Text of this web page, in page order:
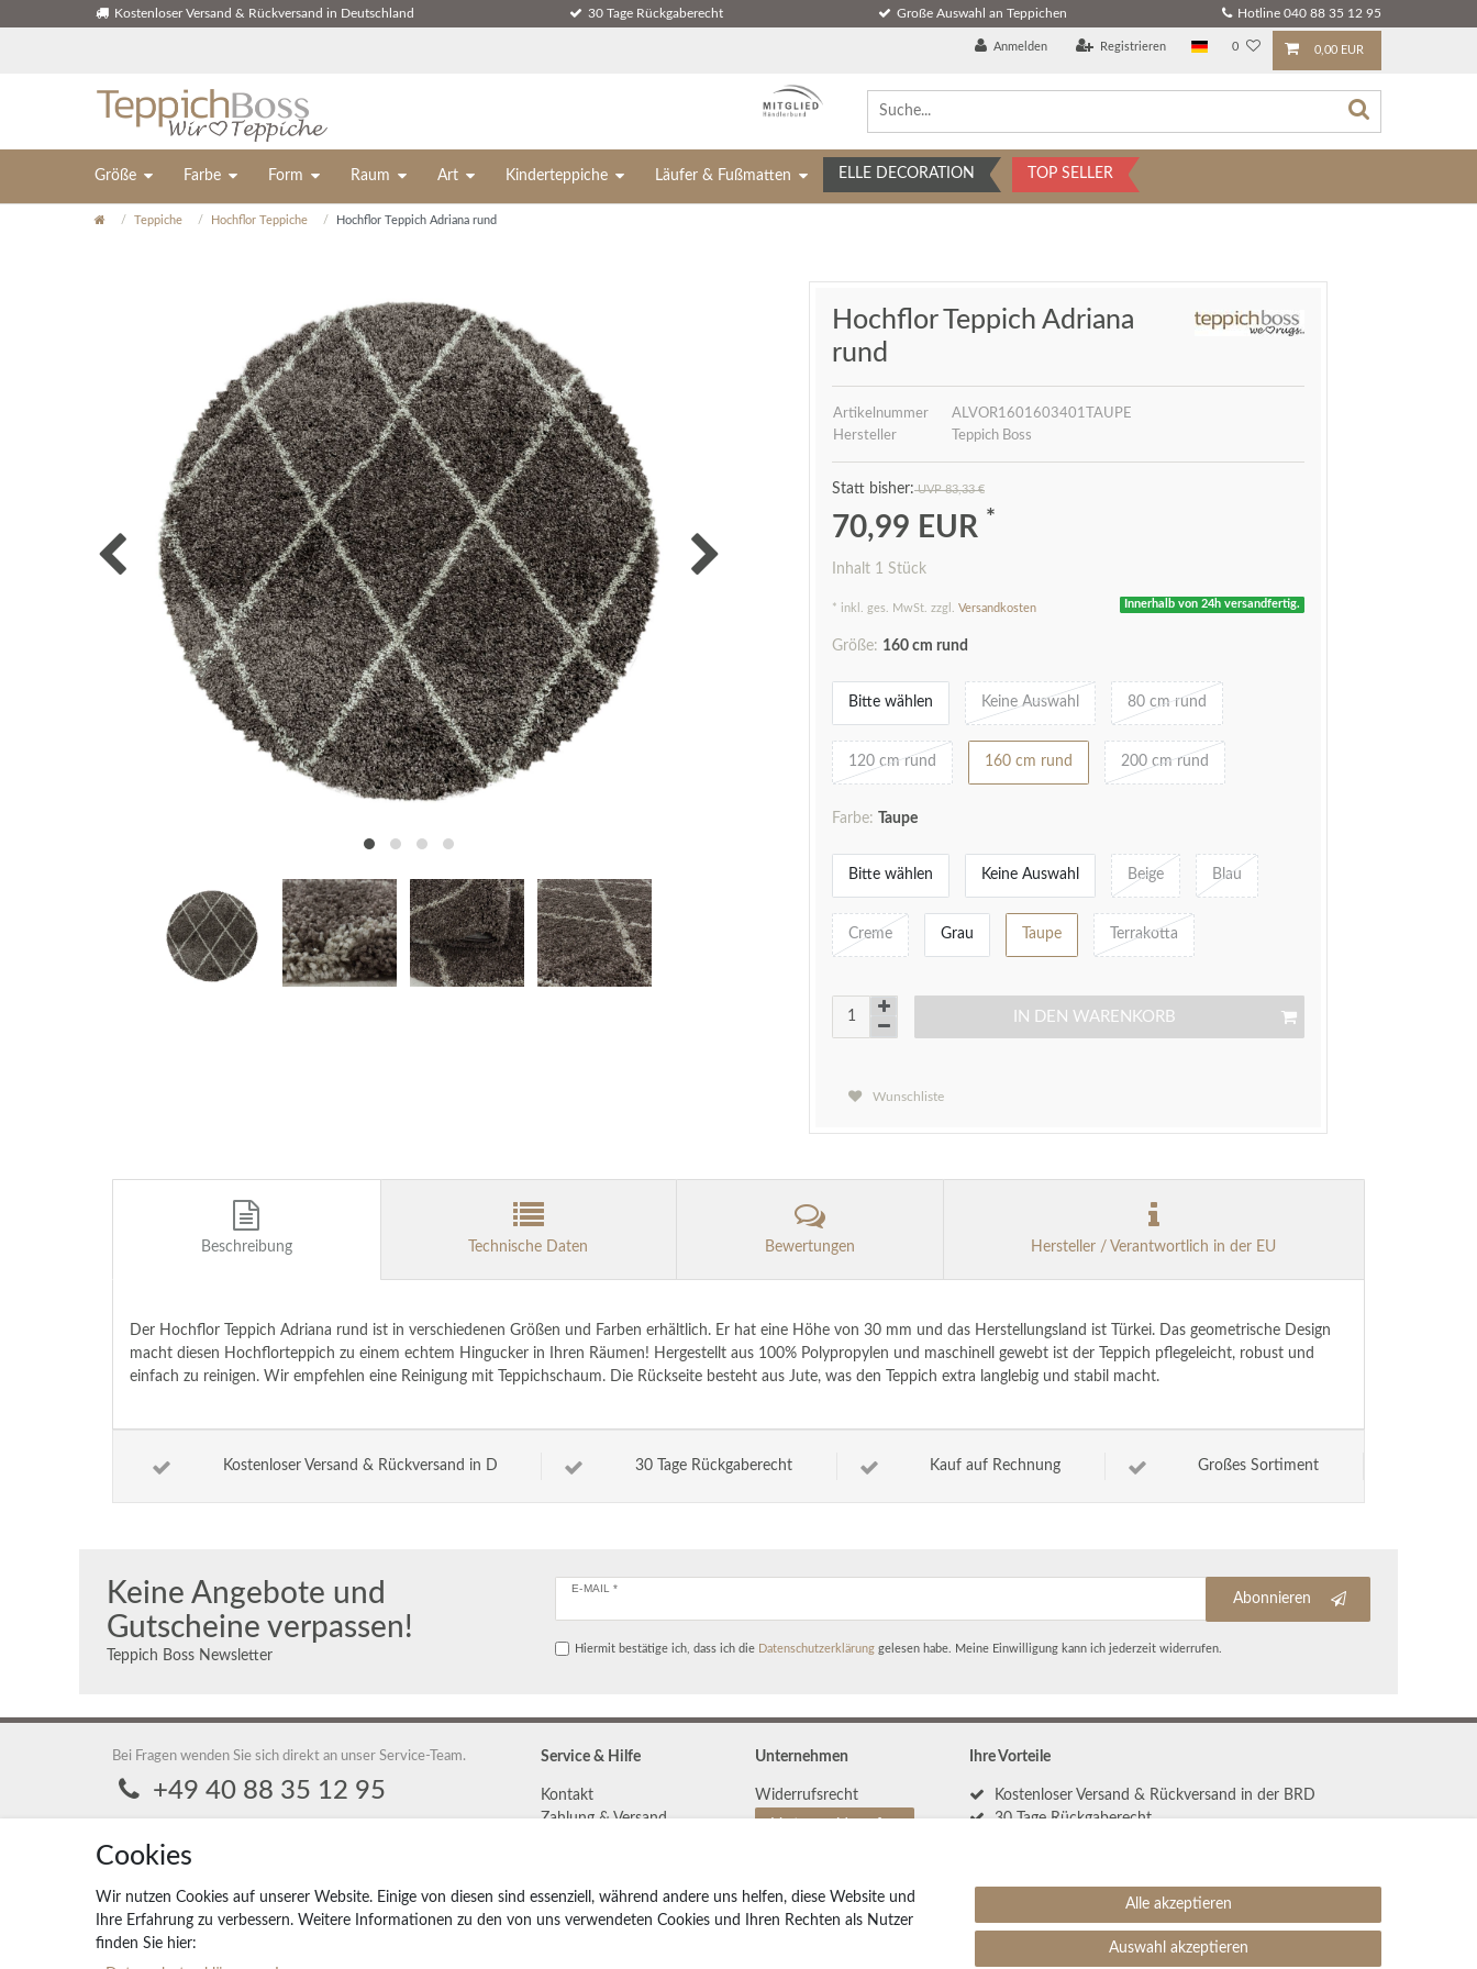
Kostenloser Versand & Rückversand in Deutschland 30 Tage Rückgaberecht Große Auswahl an Teppichen Hotline 040 88 35 12 95
Anmelden Registrieren 0 0,00 EUR
Größe Farbe Form Raum Art Kinderteppiche Läufer & Fußmatten ELLE DECORATION TOP SELLER
Teppiche Hochflor Teppiche Hochflor Teppich Adriana rund
Hochflor Teppich Adriana
rund
Artikelnummer
ALVOR1601603401TAUPE
Hersteller
Teppich Boss
UVP 83,33 €
70,99 EUR *
Inhalt 1 Stück
* inkl. ges. MwSt. zzgl. Versandkosten Innerhalb von 24h versandfertig.
Größe: 160 cm rund
Bitte wählen Keine Auswahl 80 cm rund
120 cm rund 160 cm rund 200 cm rund
Farbe: Taupe
Bitte wählen Keine Auswahl Beige Blau
Creme Grau Taupe Terrakotta
IN DEN WARENKORB
Wunschliste
Beschreibung Technische Daten Bewertungen Hersteller / Verantwortlich in der EU
Der Hochflor Teppich Adriana rund ist in verschiedenen Größen und Farben erhältlich. Er hat eine Höhe von 30 mm und das Herstellungsland ist Türkei. Das geometrische Design
macht diesen Hochflorteppich zu einem echtem Hingucker in Ihren Räumen! Hergestellt aus 100% Polypropylen und maschinell gewebt ist der Teppich pflegeleicht, robust und
einfach zu reinigen. Wir empfehlen eine Reinigung mit Teppichschaum. Die Rückseite besteht aus Jute, was den Teppich extra langlebig und stabil macht.
Kostenloser Versand & Rückversand in D 30 Tage Rückgaberecht Kauf auf Rechnung Großes Sortiment
Keine Angebote und
Gutscheine verpassen!
Teppich Boss Newsletter
E-MAIL *
Abonnieren
Hiermit bestätige ich, dass ich die Daten­schutz­erklärunggelesen habe. Meine Einwilligung kann ich jederzeit widerrufen.
Bei Fragen wenden Sie sich direkt an unser Service-Team.
+49 40 88 35 12 95
service@teppich-boss.de
Teppich Boss GmbH, 20259 Hamburg, Teppich Boss GmbH
Service & Hilfe
Kontakt
Zahlung & Versand
Unternehmen
Widerrufs­recht
AGB
Partnerprogramm
Ihre Vorteile
Kostenloser Versand & Rückversand in der BRD
30 Tage Rückgaberecht
Einfache Auftragsverfolgung
Cookies
Wir nutzen Cookies auf unserer Website. Einige von diesen sind essenziell, während andere uns helfen, diese Website und
Ihre Erfahrung zu verbessern. Weitere Informationen zu den von uns verwendeten Cookies und Ihren Rechten als Nutzer
finden Sie hier:
Alle akzeptieren
Auswahl akzeptieren